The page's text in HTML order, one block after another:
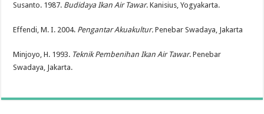
Susanto. 1987. Budidaya Ikan Air Tawar. Kanisius, Yogyakarta.
Effendi, M. I. 2004. Pengantar Akuakultur.Penebar Swadaya, Jakarta
Minjoyo, H. 1993. Teknik Pembenihan Ikan Air Tawar. Penebar
Swadaya, Jakarta.